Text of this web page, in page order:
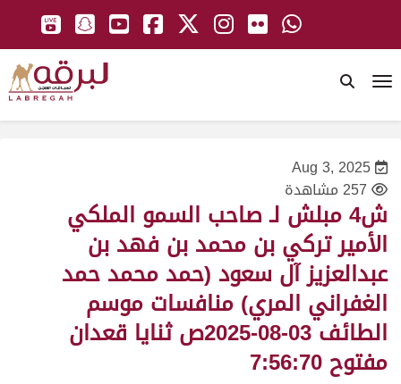
Aug 3, 2025
257 مشاهدة
ش4 مبلش لـ صاحب السمو الملكي
الأمير تركي بن محمد بن فهد بن
عبدالعزيز آل سعود (حمد محمد حمد
الغفراني المري) منافسات موسم
الطائف 03-08-2025ص ثنايا قعدان
مفتوح 7:56:70